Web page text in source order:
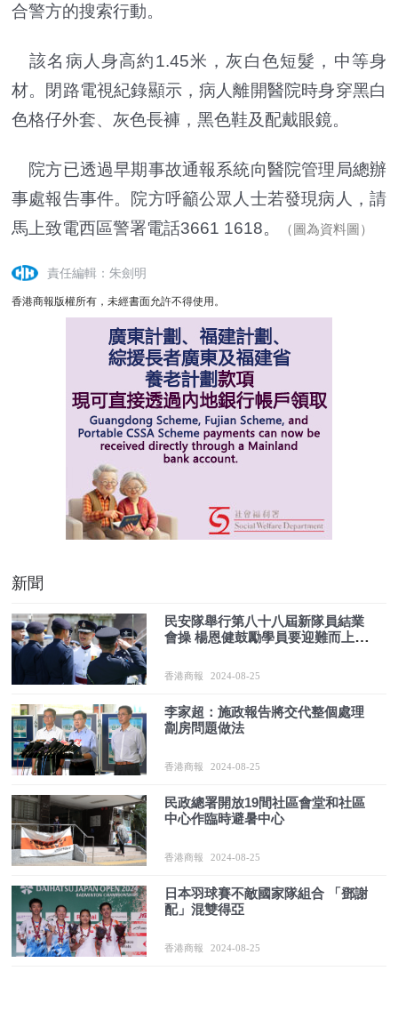
合警方的搜索行動。
該名病人身高約1.45米，灰白色短髮，中等身
材。閉路電視紀錄顯示，病人離開醫院時身穿黑白
色格仔外套、灰色長褲，黑色鞋及配戴眼鏡。
院方已透過早期事故通報系統向醫院管理局總辦
事處報告事件。院方呼籲公眾人士若發現病人，請
馬上致電西區警署電話3661 1618。
（圖為資料圖）
責任編輯：朱劍明
香港商報版權所有，未經書面允許不得使用。
新聞
民安隊舉行第八十八屆新隊員結業
會操 楊恩健鼓勵學員要迎難而上、
香港商報 2024-08-25
李家超：施政報告將交代整個處理
劏房問題做法
香港商報 2024-08-25
民政總署開放19間社區會堂和社區
中心作臨時避暑中心
香港商報 2024-08-25
日本羽球賽不敵國家隊組合 「鄧謝
配」混雙得亞
香港商報 2024-08-25